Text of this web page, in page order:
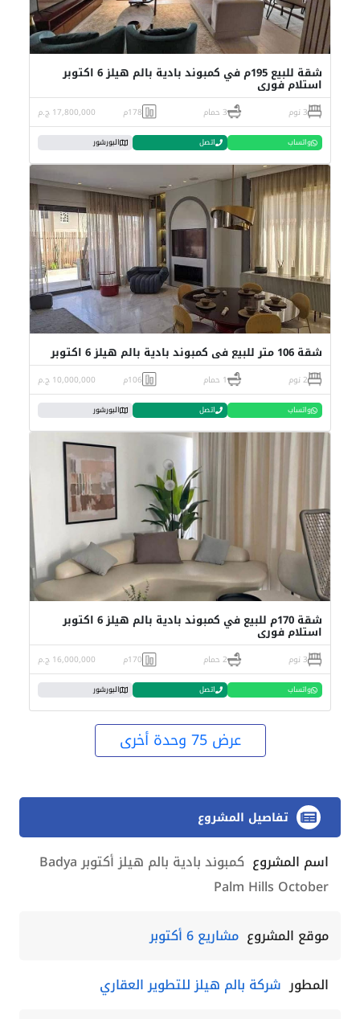
شقة للبيع 195م في كمبوند بادية بالم هيلز 6 اكتوبر
استلام فوري
3 نوم 3 حمام 178م 17,800,000 ج.م
واتساب اتصل البورشور
شقة 106 متر للبيع في كمبوند بادية بالم هيلز 6 اكتوبر
2 نوم 1 حمام 106م 10,000,000 ج.م
واتساب اتصل البورشور
شقة 170م للبيع في كمبوند بادية بالم هيلز 6 اكتوبر
استلام فوري
3 نوم 2 حمام 170م 16,000,000 ج.م
واتساب اتصل البورشور
عرض 75 وحدة أخرى
تفاصيل المشروع
اسم المشروع
كمبوند بادية بالم هيلز أكتوبر Badya
Palm Hills October
موقع المشروع مشاريع 6 أكتوبر
المطور شركة بالم هيلز للتطوير العقاري